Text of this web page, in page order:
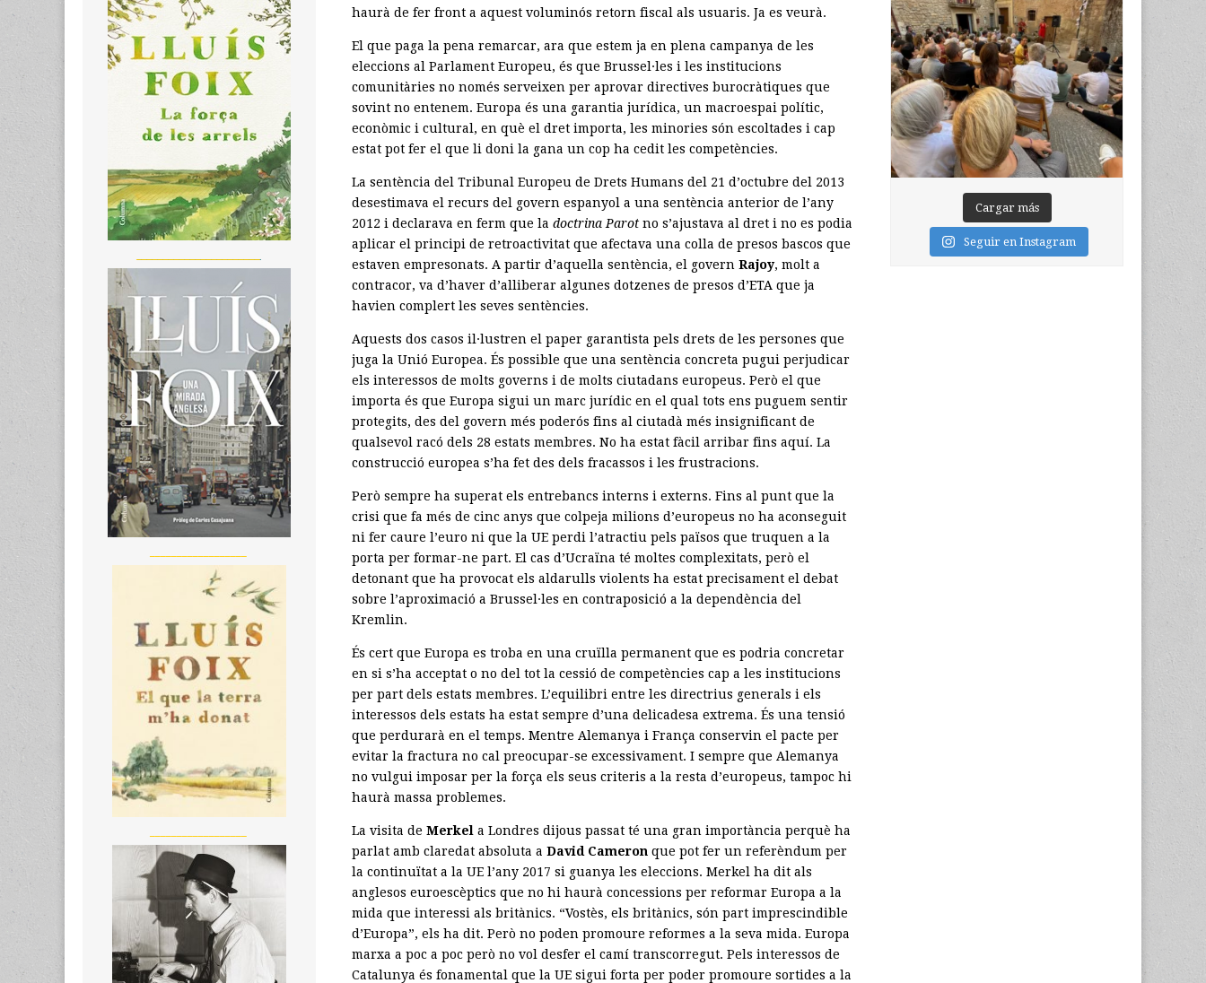
haurà de fer front a aquest voluminós retorn fiscal als usuaris. Ja es veurà.
El que paga la pena remarcar, ara que estem ja en plena campanya de les
eleccions al Parlament Europeu, és que Brussel·les i les institucions
comunitàries no només serveixen per aprovar directives burocràtiques que
sovint no entenem. Europa és una garantia jurídica, un macroespai polític,
econòmic i cultural, en què el dret importa, les minories són escoltades i cap
estat pot fer el que li doni la gana un cop ha cedit les competències.
La sentència del Tribunal Europeu de Drets Humans del 21 d’octubre del 2013
desestimava el recurs del govern espanyol a una sentència anterior de l’any
2012 i declarava en ferm que la doctrina Parot no s’ajustava al dret i no es podia
aplicar el principi de retroactivitat que afectava una colla de presos bascos que
estaven empresonats. A partir d’aquella sentència, el govern Rajoy, molt a
contracor, va d’haver d’alliberar algunes dotzenes de presos d’ETA que ja
havien complert les seves sentències.
Aquests dos casos il·lustren el paper garantista pels drets de les persones que
juga la Unió Europea. És possible que una sentència concreta pugui perjudicar
els interessos de molts governs i de molts ciutadans europeus. Però el que
importa és que Europa sigui un marc jurídic en el qual tots ens puguem sentir
protegits, des del govern més poderós fins al ciutadà més insignificant de
qualsevol racó dels 28 estats membres. No ha estat fàcil arribar fins aquí. La
construcció europea s’ha fet des dels fracassos i les frustracions.
Però sempre ha superat els entrebancs interns i externs. Fins al punt que la
crisi que fa més de cinc anys que colpeja milions d’europeus no ha aconseguit
ni fer caure l’euro ni que la UE perdi l’atractiu pels països que truquen a la
porta per formar-ne part. El cas d’Ucraïna té moltes complexitats, però el
detonant que ha provocat els aldarulls violents ha estat precisament el debat
sobre l’aproximació a Brussel·les en contraposició a la dependència del
Kremlin.
És cert que Europa es troba en una cruïlla permanent que es podria concretar
en si s’ha acceptat o no del tot la cessió de competències cap a les institucions
per part dels estats membres. L’equilibri entre les directrius generals i els
interessos dels estats ha estat sempre d’una delicadesa extrema. És una tensió
que perdurarà en el temps. Mentre Alemanya i França conservin el pacte per
evitar la fractura no cal preocupar-se excessivament. I sempre que Alemanya
no vulgui imposar per la força els seus criteris a la resta d’europeus, tampoc hi
haurà massa problemes.
La visita de Merkel a Londres dijous passat té una gran importància perquè ha
parlat amb claredat absoluta a David Cameron que pot fer un referèndum per
la continuïtat a la UE l’any 2017 si guanya les eleccions. Merkel ha dit als
anglesos euroescèptics que no hi haurà concessions per reformar Europa a la
mida que interessi als britànics. “Vostès, els britànics, són part imprescindible
d’Europa”, els ha dit. Però no poden promoure reformes a la seva mida. Europa
marxa a poc a poc però no vol desfer el camí transcorregut. Pels interessos de
Catalunya és fonamental que la UE sigui forta per poder promoure sortides a la
Cargar más
Seguir en Instagram